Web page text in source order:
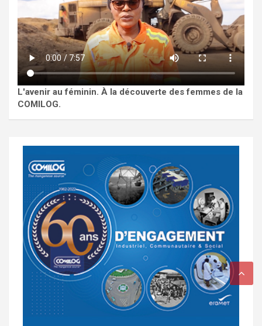
L'avenir au féminin. À la découverte des femmes de la
COMILOG.